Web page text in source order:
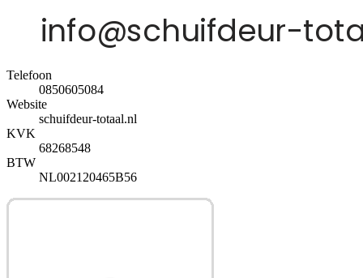
Telefoon
0850605084
Website
schuifdeur-totaal.nl
KVK
68268548
BTW
NL002120465B56